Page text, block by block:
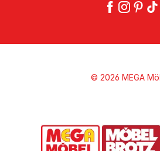
© 2026 MEGA